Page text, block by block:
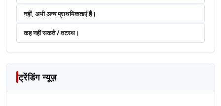
नहीं, अभी अन्य प्राथमिकताएं हैं।
कह नहीं सकते / तटस्थ।
ट्रेंडिंग न्यूज़